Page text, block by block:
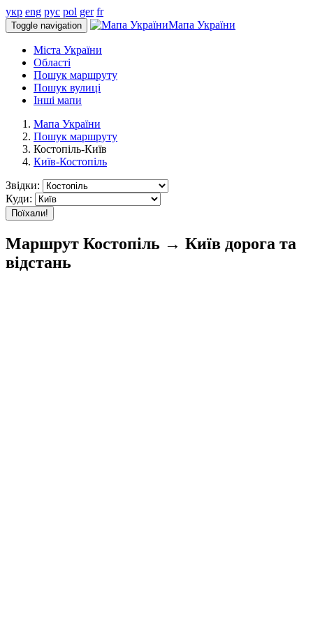
укр eng рус pol ger fr
Toggle navigation Мапа України
Міста України
Області
Пошук маршруту
Пошук вулиці
Інші мапи
Мапа України
Пошук маршруту
Костопіль-Київ
Київ-Костопіль
Звідки:
Куди:
Поїхали!
Маршрут Костопіль → Київ дорога та
відстань